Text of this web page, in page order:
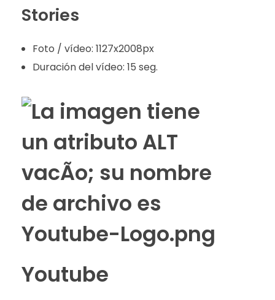
Stories
Foto / vídeo: 1127x2008px
Duración del vídeo: 15 seg.
Youtube